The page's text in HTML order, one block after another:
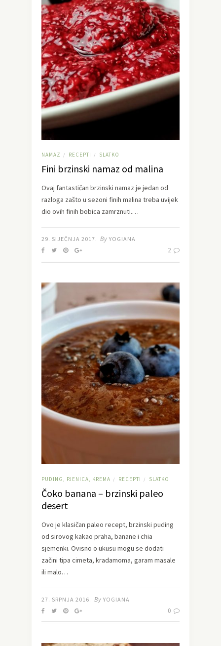
NAMAZ / RECEPTI / SLATKO
Fini brzinski namaz od malina
Ovaj fantastičan brzinski namaz je jedan od
razloga zašto u sezoni finih malina treba uvijek
dio ovih finih bobica zamrznuti.…
29. SIJEČNJA 2017. By YOGIANA
2
PUDING, PJENICA, KREMA / RECEPTI / SLATKO
Čoko banana – brzinski paleo
desert
Ovo je klasičan paleo recept, brzinski puding
od sirovog kakao praha, banane i chia
sjemenki. Ovisno o ukusu mogu se dodati
začini tipa cimeta, kradamoma, garam masale
ili malo…
27. SRPNJA 2016. By YOGIANA
0